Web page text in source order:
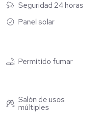
Seguridad 24 horas
Panel solar
Permitido fumar
Salón de usos
múltiples